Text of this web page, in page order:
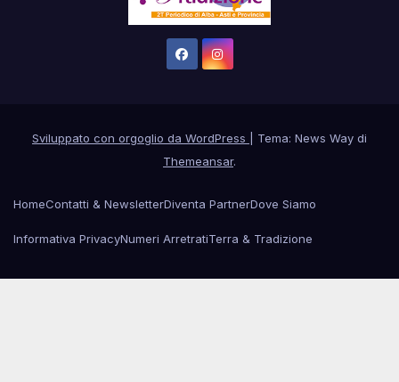
Sviluppato con orgoglio da WordPress
Tema: News Way di
Themeansar.
HomeContatti & NewsletterDiventa PartnerDove Siamo
Informativa PrivacyNumeri ArretratiTerra & Tradizione